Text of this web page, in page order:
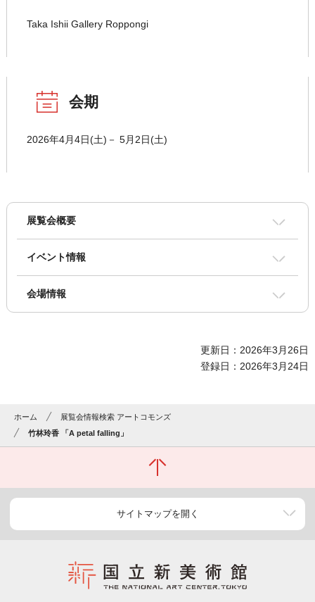
Taka Ishii Gallery Roppongi
会期
2026年4月4日(土)－ 5月2日(土)
展覧会概要
イベント情報
会場情報
更新日：2026年3月26日
登録日：2026年3月24日
ホーム
展覧会情報検索 アートコモンズ
竹林玲香 「A petal falling」
サイトマップを開く